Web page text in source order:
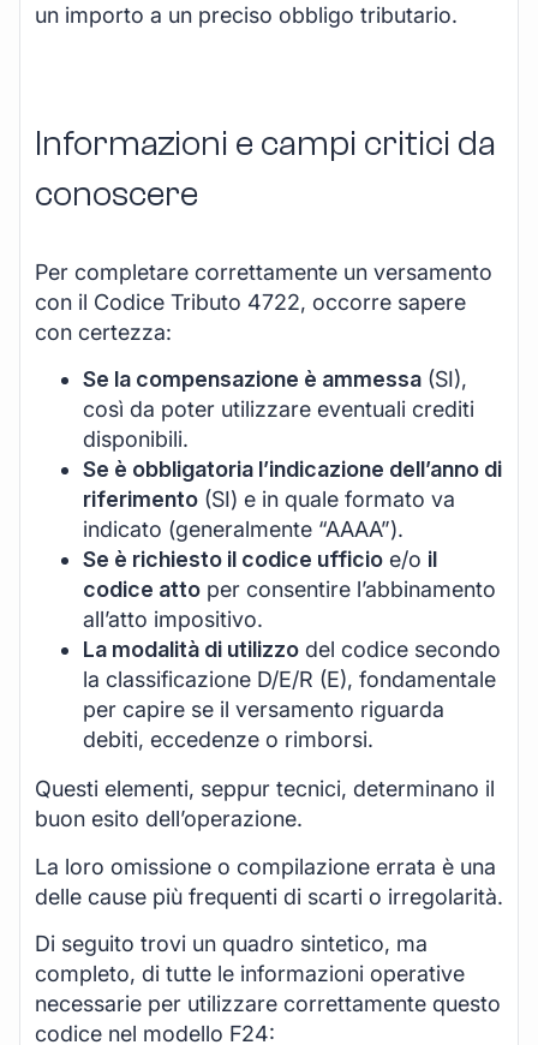
un importo a un preciso obbligo tributario.
Informazioni e campi critici da
conoscere
Per completare correttamente un versamento
con il Codice Tributo 4722, occorre sapere
con certezza:
Se la compensazione è ammessa (SI),
così da poter utilizzare eventuali crediti
disponibili.
Se è obbligatoria l’indicazione dell’anno di
riferimento (SI) e in quale formato va
indicato (generalmente “AAAA”).
Se è richiesto il codice ufficio e/o il
codice atto per consentire l’abbinamento
all’atto impositivo.
La modalità di utilizzo del codice secondo
la classificazione D/E/R (E), fondamentale
per capire se il versamento riguarda
debiti, eccedenze o rimborsi.
Questi elementi, seppur tecnici, determinano il
buon esito dell’operazione.
La loro omissione o compilazione errata è una
delle cause più frequenti di scarti o irregolarità.
Di seguito trovi un quadro sintetico, ma
completo, di tutte le informazioni operative
necessarie per utilizzare correttamente questo
codice nel modello F24: